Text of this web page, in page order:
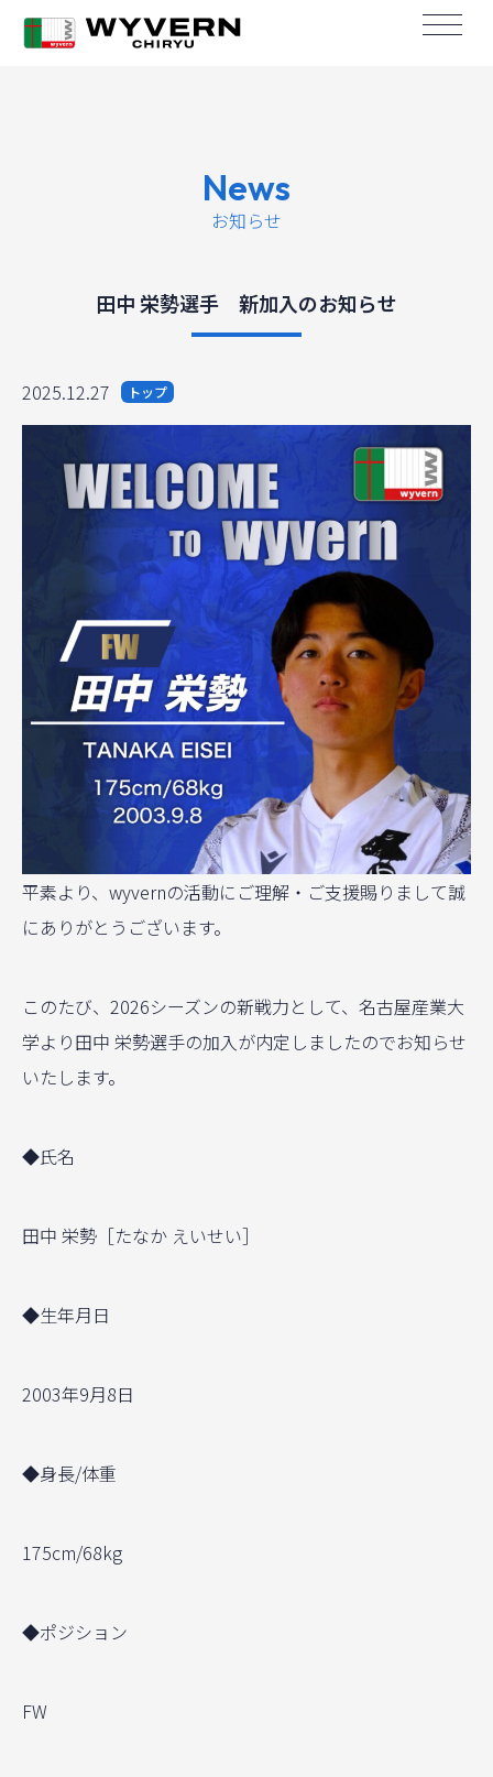
News
お知らせ
田中 栄勢選手 新加入のお知らせ
2025.12.27 トップ
平素より、wyvernの活動にご理解・ご支援賜りまして誠
にありがとうございます。
このたび、2026シーズンの新戦力として、名古屋産業大
学より田中 栄勢選手の加入が内定しましたのでお知らせ
いたします。
◆氏名
田中 栄勢［たなか えいせい］
◆生年月日
2003年9月8日
◆身長/体重
175cm/68kg
◆ポジション
FW